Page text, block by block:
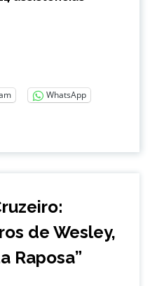
WhatsApp
de Wesley,
Raposa”